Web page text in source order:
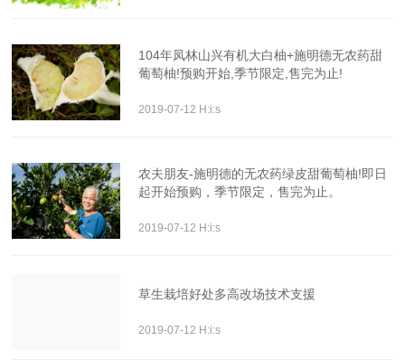
104年凤林山兴有机大白柚+施明德无农药甜
葡萄柚!预购开始,季节限定,售完为止!
2019-07-12 H:i:s
农夫朋友-施明德的无农药绿皮甜葡萄柚!即日
起开始预购，季节限定，售完为止。
2019-07-12 H:i:s
草生栽培好处多高改场技术支援
2019-07-12 H:i:s